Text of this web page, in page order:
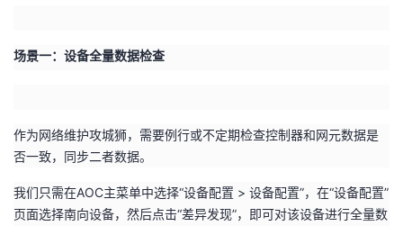
课
程
的
认
我
的
我
术
支
云
声
场景一：设备全量数据检查
作为网络维护攻城狮，需要例行或不定期检查控制器和网元数据是
否一致，同步二者数据。
我们只需在AOC主菜单中选择“设备配置 > 设备配置”，在“设备配置”
页面选择南向设备，然后点击“差异发现”，即可对该设备进行全量数